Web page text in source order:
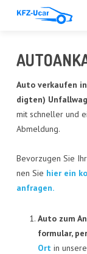
LEIS­TUN­GEN
ANGE­BOT
ANKAUF
GUT­ACH­TEN
AUTO­GLAS
REFE­REN­ZEN
Auto ver­kau­fen in
dig­ten)
mit schnel­ler und
Abmel­dung.
Bevor­zu­gen Sie
nen Sie hier ein
anfragen.
Auto zum
for­mu­lar, per
Ortin